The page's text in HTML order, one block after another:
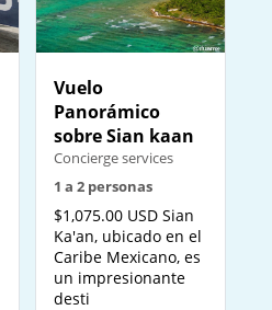
Vuelo
Panorámico
sobre Sian kaan
Concierge services
1 a 2 personas
$1,075.00 USD Sian
Ka'an, ubicado en el
Caribe Mexicano, es
un impresionante
desti